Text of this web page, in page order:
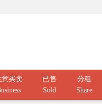
意买卖
已售
Sold
分租
Share